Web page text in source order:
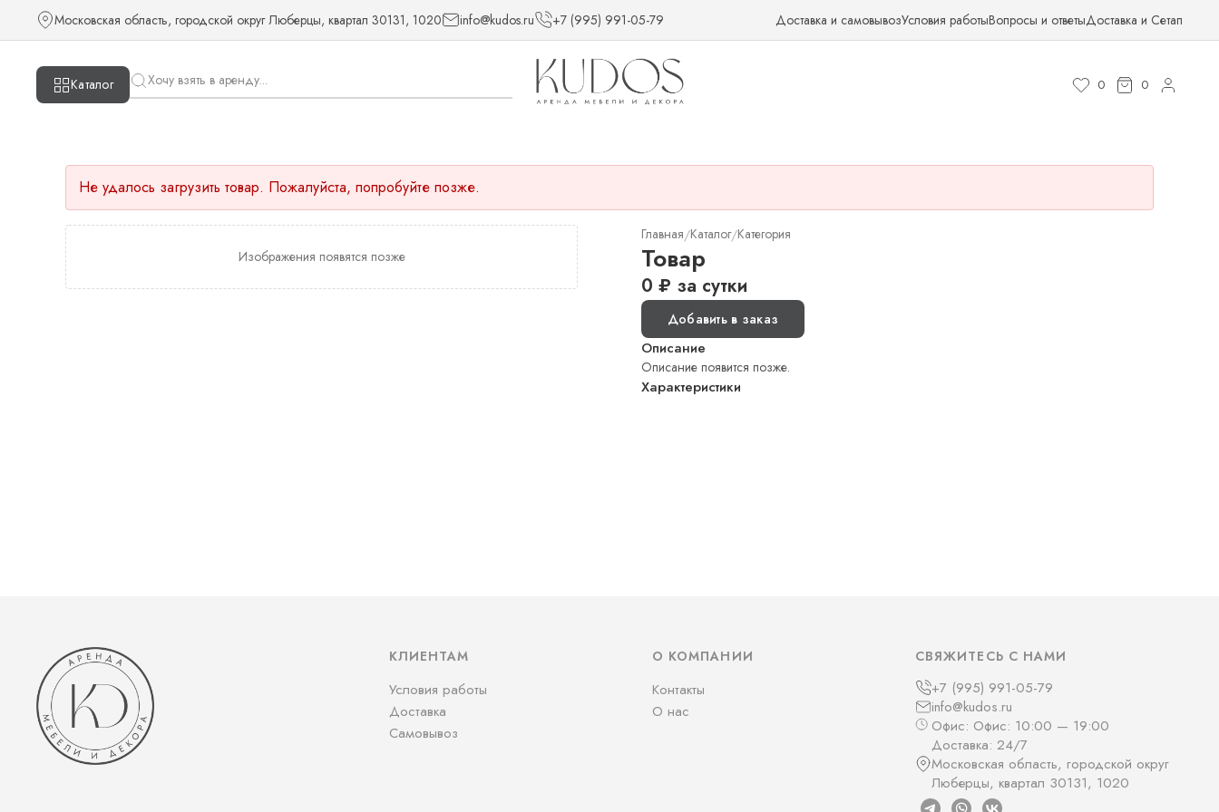
Московская область, городской округ Люберцы, квартал 30131, 1020 info@kudos.ru +7 (995) 991-05-79 Доставка и самовывозУсловия работыВопросы и ответыДоставка и Сетап
Каталог 0 0
Не удалось загрузить товар. Пожалуйста, попробуйте позже.
Изображения появятся позже
Главная/Каталог/Категория
Товар
0 ₽ за сутки
Добавить в заказ
Описание
Описание появится позже.
Характеристики
КЛИЕНТАМ
Условия работы
Доставка
Самовывоз
О КОМПАНИИ
Контакты
О нас
СВЯЖИТЕСЬ С НАМИ
+7 (995) 991-05-79
info@kudos.ru
Офис: Офис: 10:00 — 19:00
Доставка: 24/7
Московская область, городской округ
Люберцы, квартал 30131, 1020